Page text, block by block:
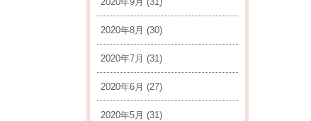
2020年8月 (30)
2020年7月 (31)
2020年6月 (27)
2020年5月 (31)